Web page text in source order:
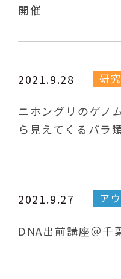
開催
2021.9.28 研
ニホングリのゲノ
ら見えてくるバラ
2021.9.27 ア
DNA出前講座＠千